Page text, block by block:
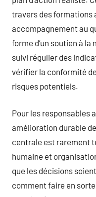
travers des formations
accompagnement au
forme d’un soutien à la
suivi régulier des
vérifier la conformité
risques potentiels.
Pour les responsables
amélioration durable
centrale est rarement
humaine et
que les décisions
comment faire en